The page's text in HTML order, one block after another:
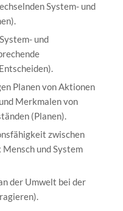
System- und
und
Planen von Aktionen
Merkmalen von
(Planen).
zwischen
und System
der Umwelt bei der